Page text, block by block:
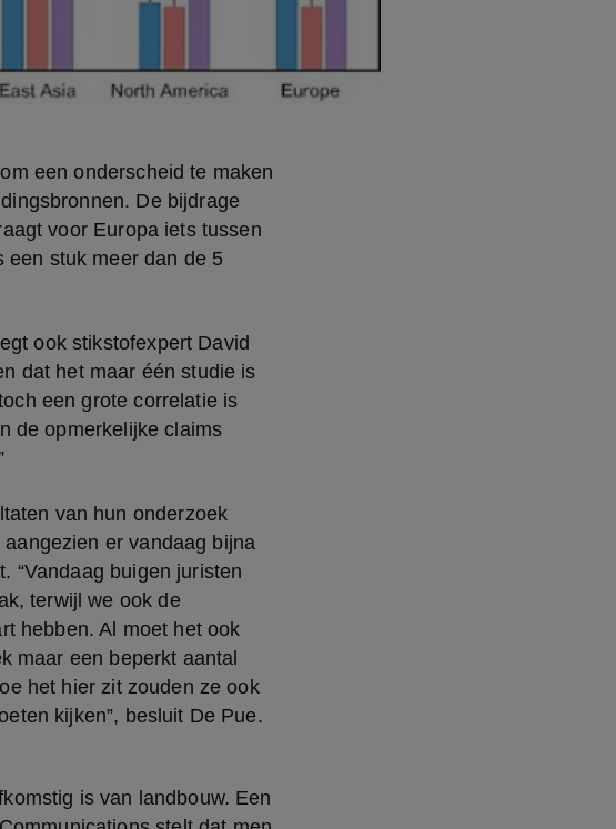
een onderscheid te maken
De bijdrage
voor Europa iets tussen
een stuk meer dan de 5
ook stikstofexpert David
dat het maar één studie is
een grote correlatie is
de opmerkelijke claims
van hun onderzoek
er vandaag bijna
“Vandaag buigen juristen
terwijl we ook de
hebben. Al moet het ook
maar een beperkt aantal
het hier zit zouden ze ook
kijken”, besluit De Pue.
is van landbouw. Een